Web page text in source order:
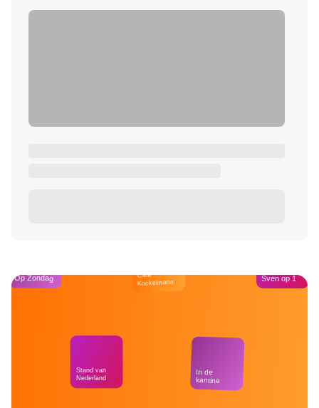
Op Zondag
Stand van
Nederland
Café
Kockelmann
In de
kantine
Sven op 1